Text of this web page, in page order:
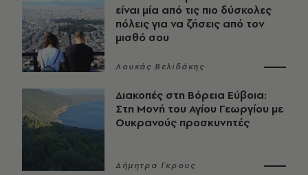
είναι μία από τις πιο δύσκολες
πόλεις για να ζήσεις από τον
μισθό σου
Λουκάς Βελιδάκης
Διακοπές στη Βόρεια Εύβοια:
Στη Μονή του Αγίου Γεωργίου με
Ουκρανούς προσκυνητές
Δήμητρα Γκρους